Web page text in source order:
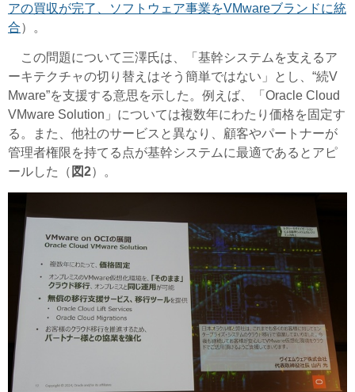
アの買収が完了、ソフトウェア事業をVMwareブランドに統
合）。
この問題について三澤氏は、「基幹システムを支えるア
ーキテクチャの切り替えはそう簡単ではない」とし、“続V
Mware”を支援する意思を示した。例えば、「Oracle Cloud
VMware Solution」については複数年にわたり価格を固定す
る。また、他社のサービスと異なり、顧客やパートナーが
管理者権限を持てる点が基幹システムに最適であるとアピ
ールした（ 図2）。